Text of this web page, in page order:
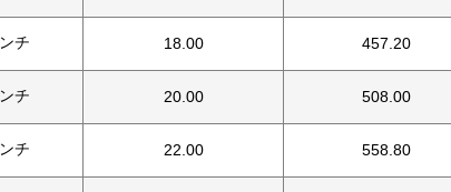
チ 18.00 457.20
チ 20.00 508.00
チ 22.00 558.80